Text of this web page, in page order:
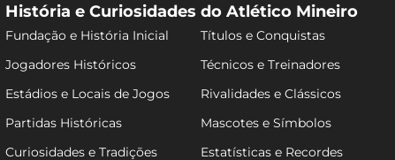
História e Curiosidades do Atlético Mineiro
Fundação e História Inicial
Títulos e Conquistas
Jogadores Históricos
Técnicos e Treinadores
Estádios e Locais de Jogos
Rivalidades e Clássicos
Partidas Históricas
Mascotes e Símbolos
Curiosidades e Tradições
Estatísticas e Recordes